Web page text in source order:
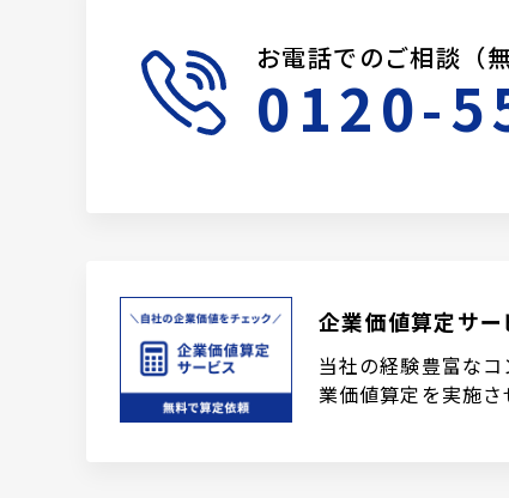
お電話でのご相談（無
0120-
企業価値算定サー
当社の経験豊富な
業価値算定を実施さ